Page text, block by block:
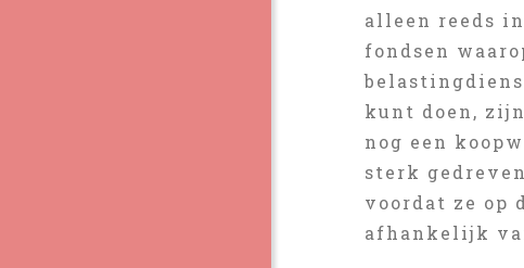
alleen reeds
fondsen
kunt doen,
nog een
sterk
voordat ze op
afhankelijk